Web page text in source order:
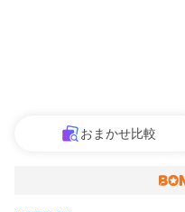
おまかせ比較